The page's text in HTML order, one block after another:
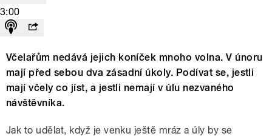
3:00
Včelařům nedává jejich koníček mnoho volna. V únoru
mají před sebou dva zásadní úkoly. Podívat se, jestli
mají včely co jíst, a jestli nemají v úlu nezvaného
návštěvníka.
Jak to udělat, když je venku ještě mráz a úly by se